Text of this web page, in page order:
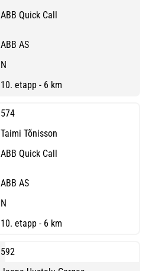
ABB Quick Call
ABB AS
N
10. etapp - 6 km
574
Taimi Tõnisson
ABB Quick Call
ABB AS
N
10. etapp - 6 km
592